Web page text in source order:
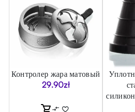
Контролер жара матовый
29.90zł